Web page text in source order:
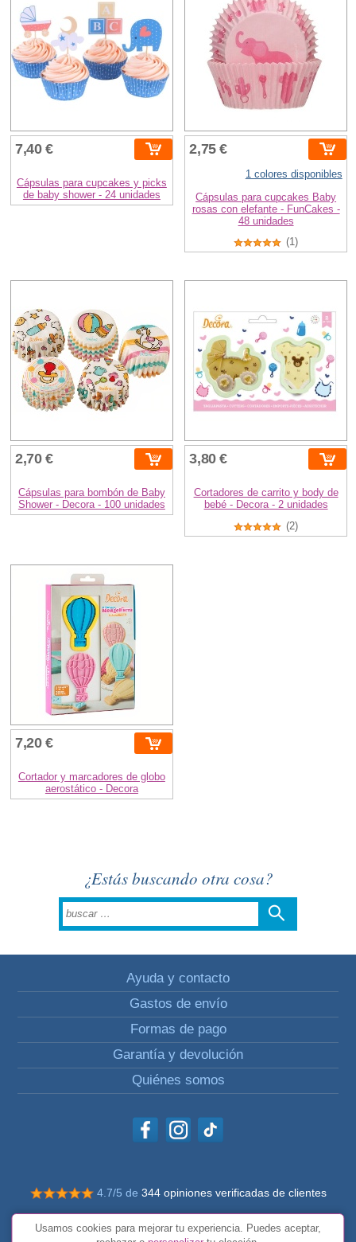
7,40 €
Cápsulas para cupcakes y picks
de baby shower - 24 unidades
2,75 €
1 colores disponibles
Cápsulas para cupcakes Baby
rosas con elefante - FunCakes -
48 unidades
(1)
2,70 €
Cápsulas para bombón de Baby
Shower - Decora - 100 unidades
3,80 €
Cortadores de carrito y body de
bebé - Decora - 2 unidades
(2)
7,20 €
Cortador y marcadores de globo
aerostático - Decora
¿Estás buscando otra cosa?
Ayuda y contacto
Gastos de envío
Formas de pago
Garantía y devolución
Quiénes somos
4.7/5 de 344 opiniones verificadas de clientes
© Todos los derechos reservados Impulsivos
Usamos cookies para mejorar tu experiencia. Puedes aceptar,